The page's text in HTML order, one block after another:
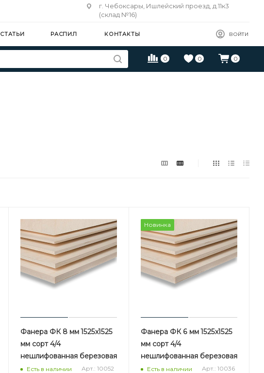
г. Чебоксары, Ишлейский проезд, д.11к3
(склад №16)
ВОЙТИ
СТАТЬИ РАСПИЛ КОНТАКТЫ
0 0 0
Фанера ФК 8 мм 1525х1525
мм сорт 4/4
нешлифованная березовая
Есть в наличии Арт.: 10052
Новинка
Фанера ФК 6 мм 1525х1525
мм сорт 4/4
нешлифованная березовая
Есть в наличии Арт.: 10036